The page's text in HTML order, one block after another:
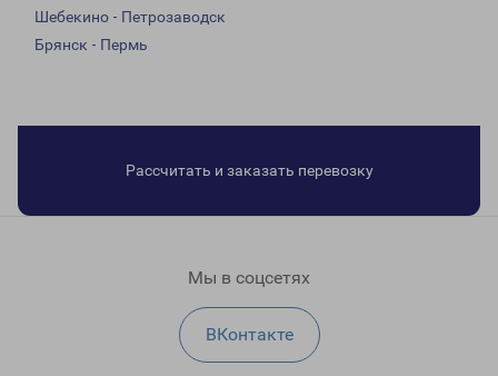
Шебекино - Петрозаводск
Брянск - Пермь
Рассчитать и заказать перевозку
Мы в соцсетях
ВКонтакте